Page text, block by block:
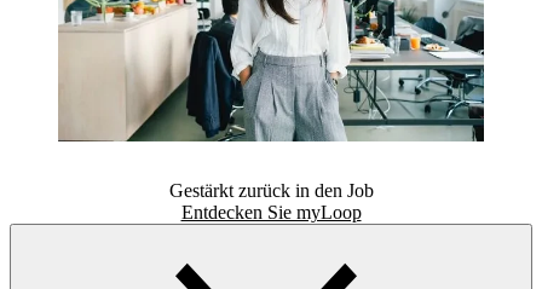
Gestärkt zurück in den Job
Entdecken Sie myLoop